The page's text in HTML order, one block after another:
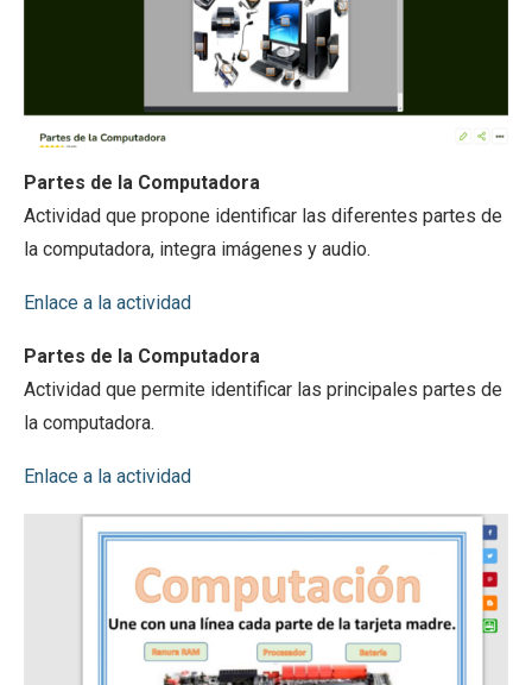
Partes de la Computadora
Actividad que propone identificar las diferentes partes de
la computadora, integra imágenes y audio.
Enlace a la actividad
Partes de la Computadora
Actividad que permite identificar las principales partes de
la computadora.
Enlace a la actividad